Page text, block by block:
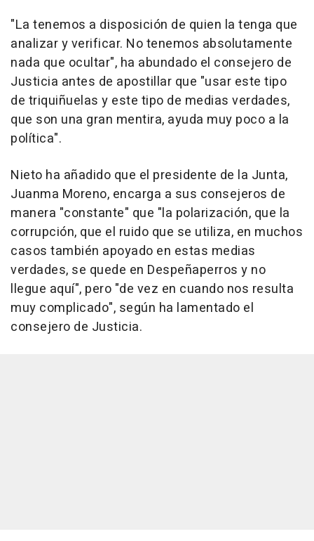
"La tenemos a disposición de quien la tenga que
analizar y verificar. No tenemos absolutamente
nada que ocultar", ha abundado el consejero de
Justicia antes de apostillar que "usar este tipo
de triquiñuelas y este tipo de medias verdades,
que son una gran mentira, ayuda muy poco a la
política".
Nieto ha añadido que el presidente de la Junta,
Juanma Moreno, encarga a sus consejeros de
manera "constante" que "la polarización, que la
corrupción, que el ruido que se utiliza, en muchos
casos también apoyado en estas medias
verdades, se quede en Despeñaperros y no
llegue aquí", pero "de vez en cuando nos resulta
muy complicado", según ha lamentado el
consejero de Justicia.